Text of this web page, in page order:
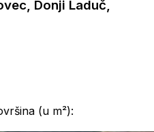
Donji Laduč,
(u m²):